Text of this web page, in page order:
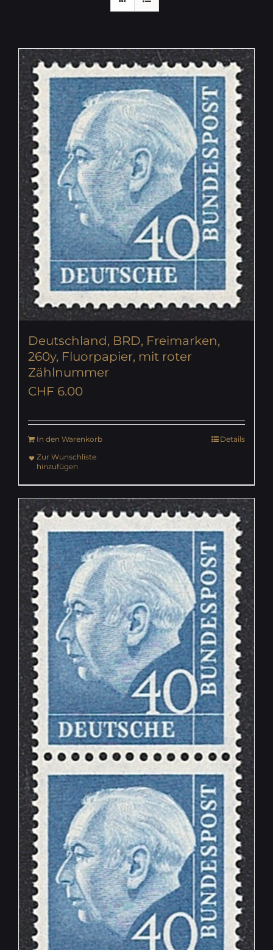
Deutschland, BRD, Freimarken,
260y, Fluorpapier, mit roter
Zählnummer
CHF 6.00
In den Warenkorb
Details
Zur Wunschliste
hinzufügen